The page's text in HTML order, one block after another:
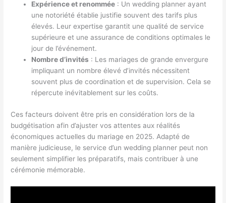
Expérience et renommée : Un wedding planner ayant
une notoriété établie justifie souvent des tarifs plus
élevés. Leur expertise garantit une qualité de service
supérieure et une assurance de conditions optimales le
jour de l’événement.
Nombre d’invités : Les mariages de grande envergure
impliquant un nombre élevé d’invités nécessitent
souvent plus de coordination et de supervision. Cela se
répercute inévitablement sur les coûts.
Ces facteurs doivent être pris en considération lors de la
budgétisation afin d’ajuster vos attentes aux réalités
économiques actuelles du mariage en 2025. Adapté de
manière judicieuse, le service d’un wedding planner peut non
seulement simplifier les préparatifs, mais contribuer à une
cérémonie mémorable.